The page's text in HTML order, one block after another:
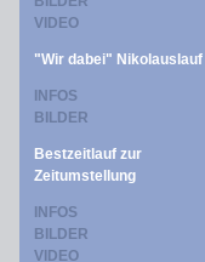
VIDEO
"Wir dabei" Nikolauslauf
INFOS
BILDER
Bestzeitlauf zur
Zeitumstellung
INFOS
BILDER
VIDEO